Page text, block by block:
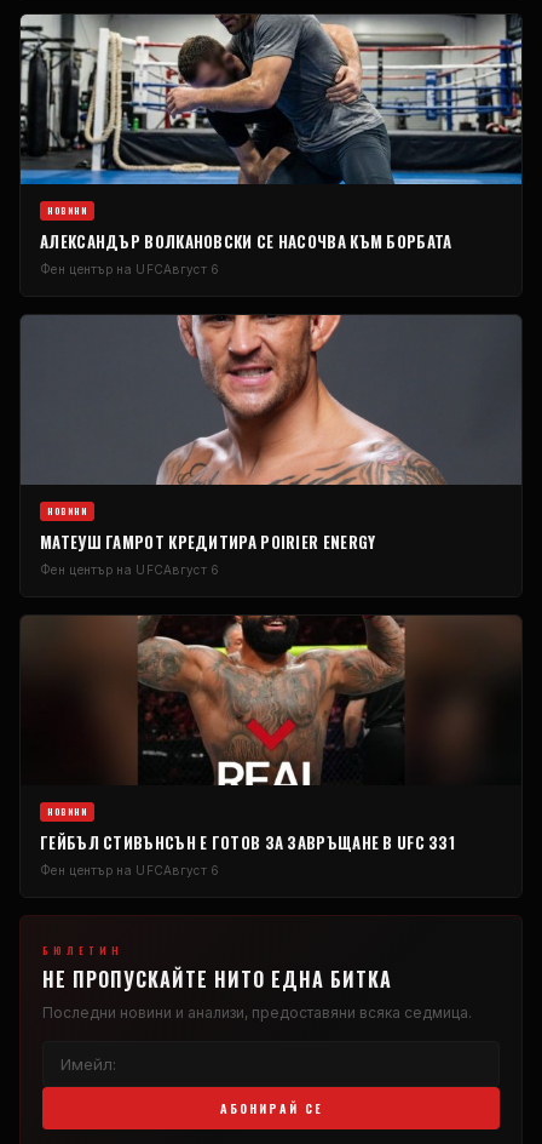
НОВИНИ
АЛЕКСАНДЪР ВОЛКАНОВСКИ СЕ НАСОЧВА КЪМ БОРБАТА
Фен център на UFCАвгуст 6
НОВИНИ
МАТЕУШ ГАМРОТ КРЕДИТИРА POIRIER ENERGY
Фен център на UFCАвгуст 6
НОВИНИ
ГЕЙБЪЛ СТИВЪНСЪН Е ГОТОВ ЗА ЗАВРЪЩАНЕ В UFC 331
Фен център на UFCАвгуст 6
БЮЛЕТИН
НЕ ПРОПУСКАЙТЕ НИТО ЕДНА БИТКА
Последни новини и анализи, предоставяни всяка седмица.
АБОНИРАЙ СЕ